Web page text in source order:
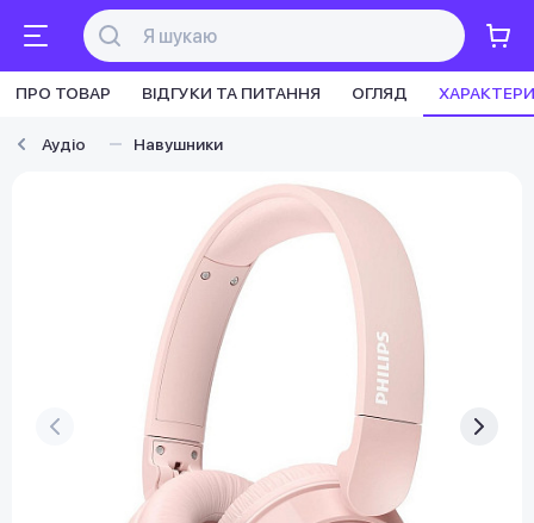
ПРО ТОВАР ВІДГУКИ ТА ПИТАННЯ ОГЛЯД
Аудіо Навушники